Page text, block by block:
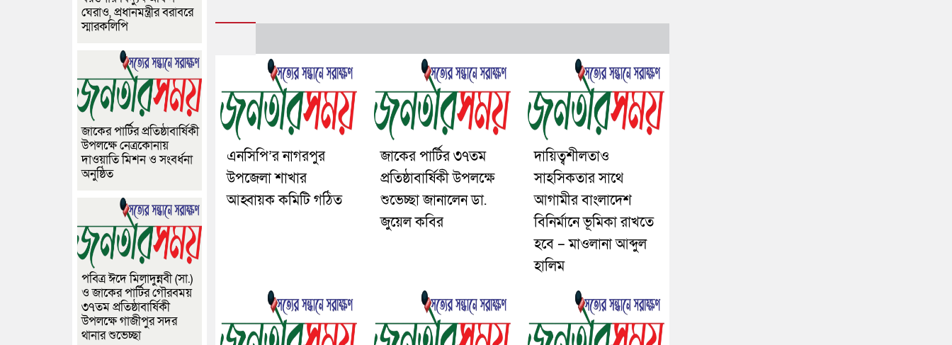
এনসিপি’র নাগরপুর
উপজেলা শাখার
আহ্বায়ক কমিটি গঠিত
জাকের পার্টির ৩৭তম
প্রতিষ্ঠাবার্ষিকী উপলক্ষে
শুভেচ্ছা জানালেন ডা.
জুয়েল কবির
দায়িত্বশীলতাও
সাহসিকতার সাথে
আগামীর বাংলাদেশ
বিনির্মানে ভূমিকা রাখতে
হবে – মাওলানা আব্দুল
হালিম
ঘেরাও, প্রধানমন্ত্রীর বরাবরে
স্মারকলিপি
জাকের পার্টির প্রতিষ্ঠাবার্ষিকী
উপলক্ষে নেত্রকোনায়
দাওয়াতি মিশন ও সংবর্ধনা
অনুষ্ঠিত
পবিত্র ঈদে মিলাদুন্নবী (সা.)
ও জাকের পার্টির গৌরবময়
৩৭তম প্রতিষ্ঠাবার্ষিকী
উপলক্ষে গাজীপুর সদর
থানার শুভেচ্ছা